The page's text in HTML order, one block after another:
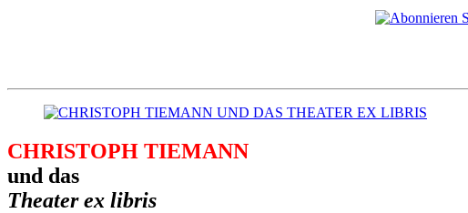
CHRISTOPH TIEMANN
und das
Theater ex libris